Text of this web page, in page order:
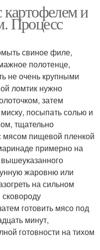
и
Процесс
свиное филе,
полотенце,
не очень крупными
ломтик нужно
затем
посыпать солью и
тщательно
мясом пищевой пленкой
примерно на
жаровню или
на сильном
готовить мясо под
минут,
готовности на тихом